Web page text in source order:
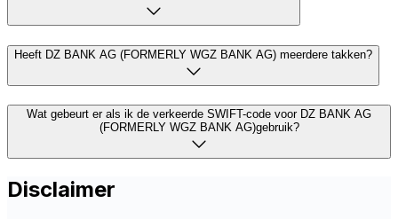
Heeft DZ BANK AG (FORMERLY WGZ BANK AG) meerdere takken?
Wat gebeurt er als ik de verkeerde SWIFT-code voor DZ BANK AG
(FORMERLY WGZ BANK AG)gebruik?
Disclaimer